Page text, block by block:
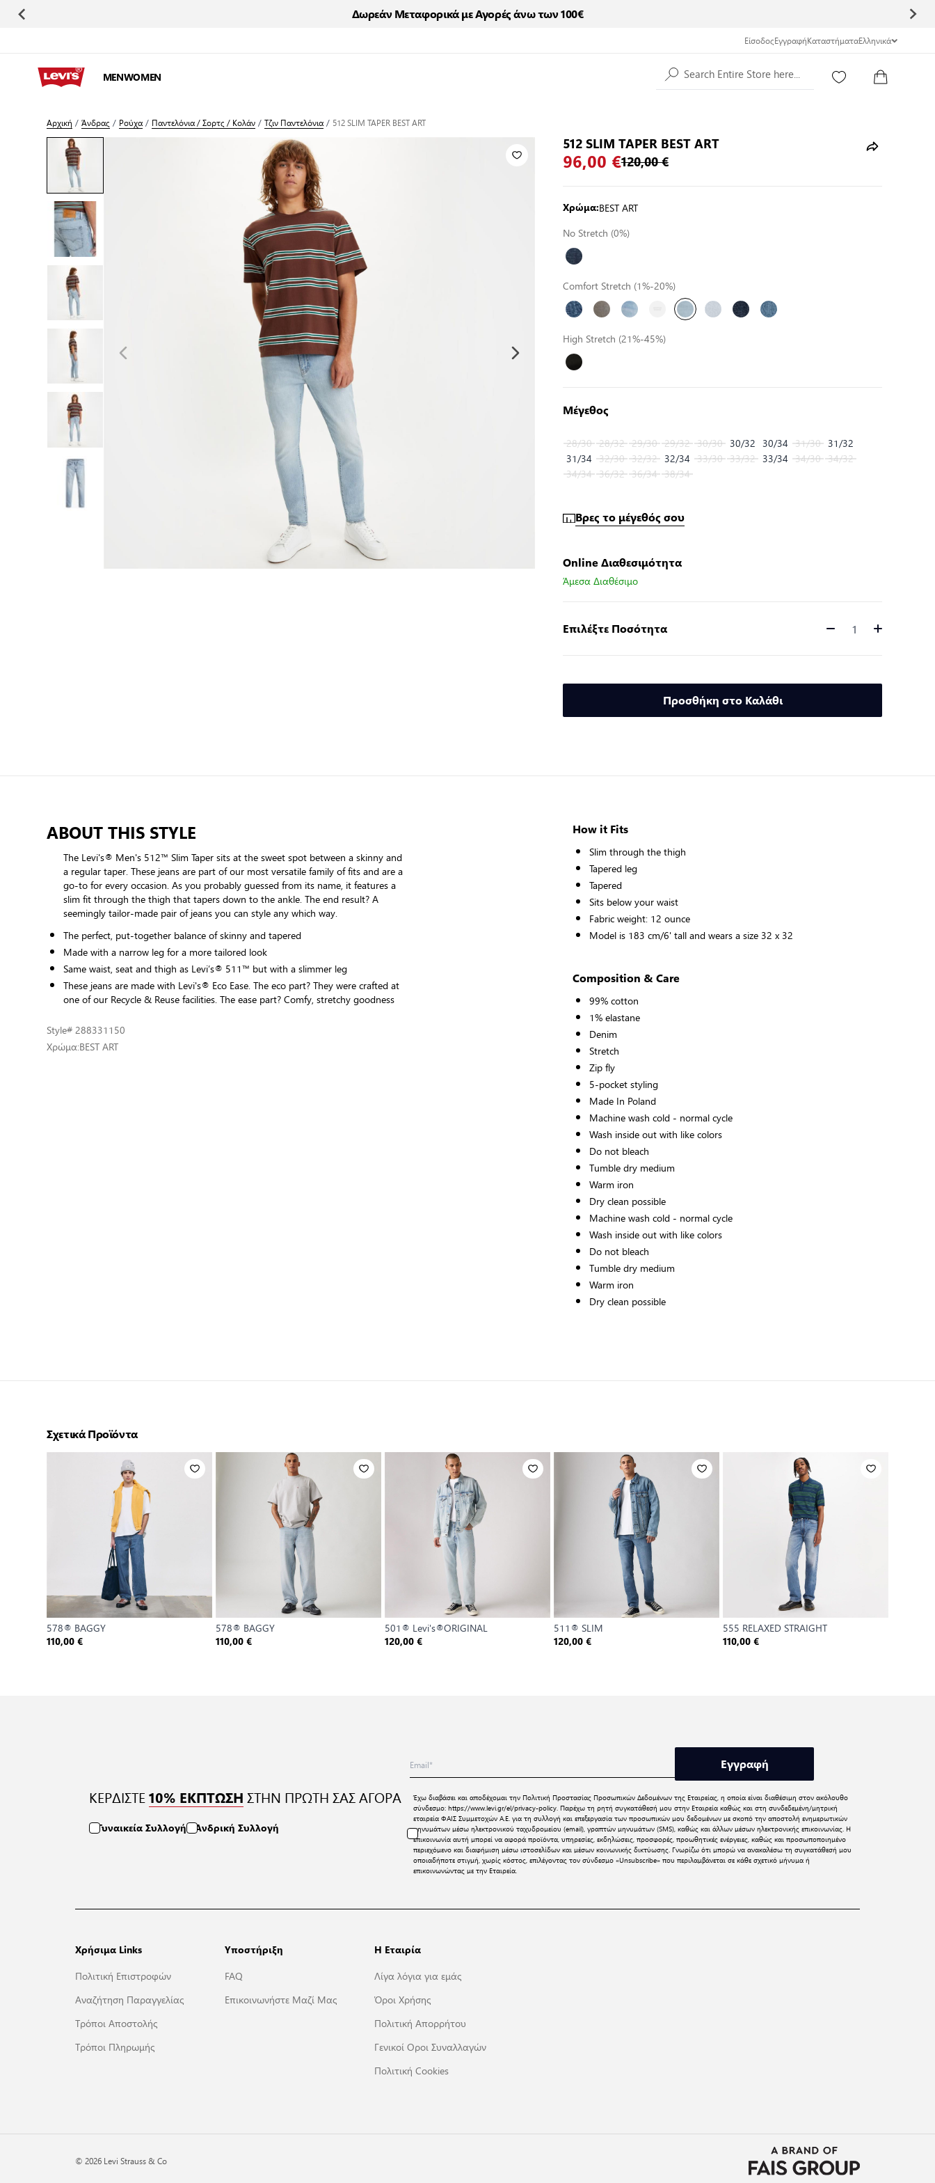
Δωρεάν Μεταφορικά με Αγορές άνω των 100€
ΕίσοδοςΕγγραφήΚαταστήματαΕλληνικά
MENWOMEN Search Entire Store here...
Αρχική /Άνδρας / Ρούχα/ Παντελόνια / Σορτς / Κολάν/Τζιν Παντελόνια/ 512 SLIM TAPER BEST ART
512 SLIM TAPER BEST ART
96,00 €120,00 €
Χρώμα:BEST ART
No Stretch (0%)
Comfort Stretch (1%-20%)
High Stretch (21%-45%)
Μέγεθος
28/30 28/32 29/30 29/32 30/30 30/32 30/34 31/30 31/32
31/34 32/30 32/32 32/34 33/30 33/32 33/34 34/30 34/32
34/34 36/32 36/34 38/34
Βρες το μέγεθός σου
Online Διαθεσιμότητα
Άμεσα Διαθέσιμο
Επιλέξτε Ποσότητα Ποσότητα
Προσθήκη στο Καλάθι
ABOUT THIS STYLE
The Levi's® Men's 512™ Slim Taper sits at the sweet spot between a skinny and
a regular taper. These jeans are part of our most versatile family of fits and are a
go-to for every occasion. As you probably guessed from its name, it features a
slim fit through the thigh that tapers down to the ankle. The end result? A
seemingly tailor-made pair of jeans you can style any which way.
The perfect, put-together balance of skinny and tapered
Made with a narrow leg for a more tailored look
Same waist, seat and thigh as Levi’s® 511™ but with a slimmer leg
These jeans are made with Levi's® Eco Ease. The eco part? They were crafted at
one of our Recycle & Reuse facilities. The ease part? Comfy, stretchy goodness
Style# 288331150
Χρώμα:BEST ART
How it Fits
Slim through the thigh
Tapered leg
Tapered
Sits below your waist
Fabric weight: 12 ounce
Model is 183 cm/6' tall and wears a size 32 x 32
Composition & Care
99% cotton
1% elastane
Denim
Stretch
Zip fly
5-pocket styling
Made In Poland
Machine wash cold - normal cycle
Wash inside out with like colors
Do not bleach
Tumble dry medium
Warm iron
Dry clean possible
Machine wash cold - normal cycle
Wash inside out with like colors
Do not bleach
Tumble dry medium
Warm iron
Dry clean possible
Σχετικά Προϊόντα
578® BAGGY
110,00 €
578® BAGGY
110,00 €
501® Levi's®ORIGINAL
120,00 €
511® SLIM
120,00 €
555 RELAXED STRAIGHT
110,00 €
ΚΕΡΔΙΣΤΕ 10% ΕΚΠΤΩΣΗ ΣΤΗΝ ΠΡΩΤΗ ΣΑΣ ΑΓΟΡΑ
Γυναικεία Συλλογή Ανδρική Συλλογή
Εγγραφή
Έχω διαβάσει και αποδέχομαι την Πολιτική Προστασίας Προσωπικών Δεδομένωντης Εταιρείας, η οποία είναι διαθέσιμη στον ακόλουθο
σύνδεσμο:https://www.levi.gr/el/privacy-policy. Παρέχω τη ρητή συγκατάθεσή μου στην Εταιρεία καθώς και στη συνδεδεμένη/μητρική
εταιρεία ΦΑΙΣ Συμμετοχών Α.Ε. για τη συλλογή και επεξεργασία των προσωπικών μου δεδομένων με σκοπό την αποστολή ενημερωτικών
μηνυμάτων μέσω ηλεκτρονικού ταχυδρομείου (email), γραπτών μηνυμάτων (SMS), καθώς και άλλων μέσων ηλεκτρονικής επικοινωνίας. Η
επικοινωνία αυτή μπορεί να αφορά προϊόντα, υπηρεσίες, εκδηλώσεις, προσφορές, προωθητικές ενέργειες, καθώς και προσωποποιημένο
περιεχόμενο και διαφήμιση μέσω ιστοσελίδων και μέσων κοινωνικής δικτύωσης. Γνωρίζω ότι μπορώ να ανακαλέσω τη συγκατάθεσή μου
οποιαδήποτε στιγμή, χωρίς κόστος, επιλέγοντας τον σύνδεσμο «Unsubscribe» που περιλαμβάνεται σε κάθε σχετικό μήνυμα ή
επικοινωνώντας με την Εταιρεία.
Χρήσιμα Links
Πολιτική Επιστροφών
Αναζήτηση Παραγγελίας
Τρόποι Αποστολής
Τρόποι Πληρωμής
Υποστήριξη
FAQ
Επικοινωνήστε Μαζί Μας
Η Εταιρία
Λίγα λόγια για εμάς
Όροι Χρήσης
Πολιτική Απορρήτου
Γενικοί Οροι Συναλλαγών
Πολιτική Cookies
© 2026 Levi Strauss & Co